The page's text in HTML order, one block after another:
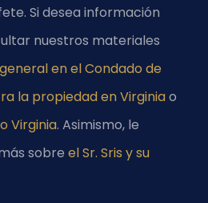
Si desea información
nuestros materiales
en el Condado de
la propiedad en Virginiao
Virginia. Asimismo, le
sobre el Sr. Sris y su